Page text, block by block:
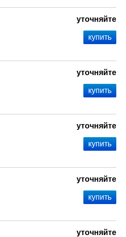
уточняйте
уточняйте
уточняйте
уточняйте
уточняйте